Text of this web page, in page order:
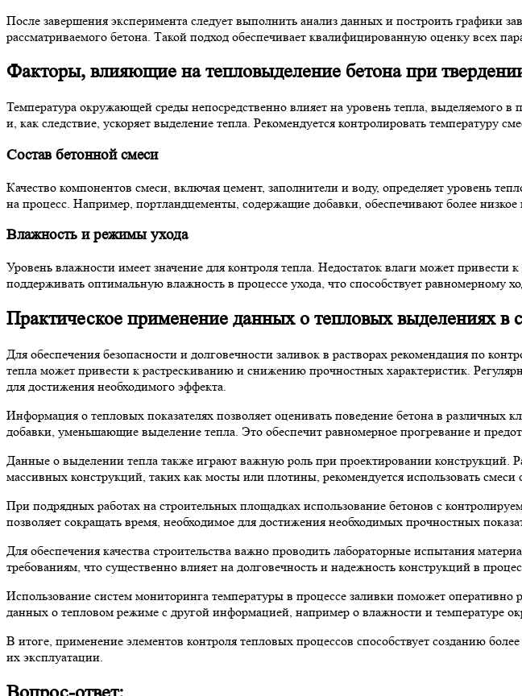
После завершения эксперимента следует выполнить анализ данных и построить графики
рассматриваемого бетона. Такой подход обеспечивает квалифицированную оценку всех
Факторы, влияющие на тепловыделение бетона при
Температура окружающей среды непосредственно влияет на уровень тепла, выделяемого
и, как следствие, ускоряет выделение тепла. Рекомендуется контролировать
Состав бетонной смеси
Качество компонентов смеси, включая цемент, заполнители и воду, определяет уровень
на процесс. Например, портландцементы, содержащие добавки, обеспечивают более
Влажность и режимы ухода
Уровень влажности имеет значение для контроля тепла. Недостаток влаги может привести
поддерживать оптимальную влажность в процессе ухода, что способствует равномерному
Практическое применение данных о тепловых выделениях в
Для обеспечения безопасности и долговечности заливок в растворах рекомендация по
тепла может привести к растрескиванию и снижению прочностных характеристик.
для достижения необходимого эффекта.
Информация о тепловых показателях позволяет оценивать поведение бетона в различных
добавки, уменьшающие выделение тепла. Это обеспечит равномерное прогревание и
Данные о выделении тепла также играют важную роль при проектировании конструкций.
массивных конструкций, таких как мосты или плотины, рекомендуется использовать
При подрядных работах на строительных площадках использование бетонов с
позволяет сокращать время, необходимое для достижения необходимых прочностных
Для обеспечения качества строительства важно проводить лабораторные испытания
требованиям, что существенно влияет на долговечность и надежность конструкций в
Использование систем мониторинга температуры в процессе заливки поможет
данных о тепловом режиме с другой информацией, например о влажности и температуре
В итоге, применение элементов контроля тепловых процессов способствует созданию
их эксплуатации.